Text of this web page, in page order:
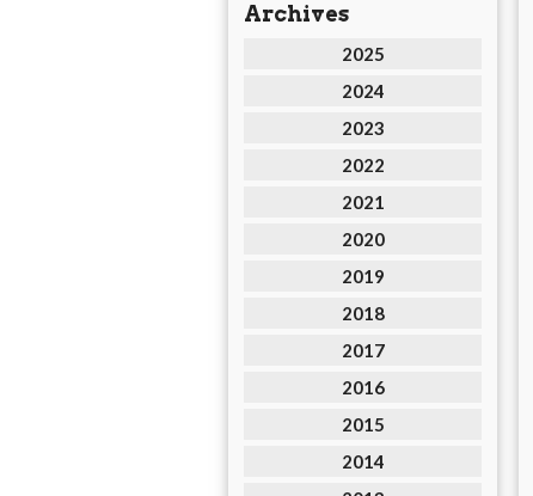
Archives
2025
2024
2023
2022
2021
2020
2019
2018
2017
2016
2015
2014